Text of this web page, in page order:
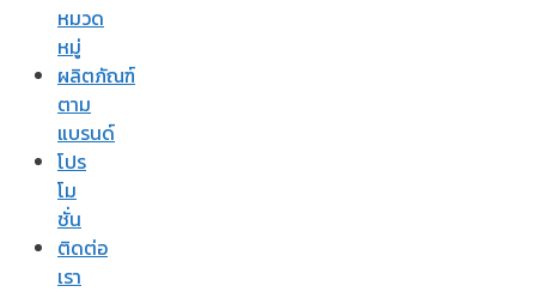
หมวด
หมู่
ผลิตภัณฑ์
ตาม
แบรนด์
โปร
โม
ชั่น
ติดต่อ
เรา